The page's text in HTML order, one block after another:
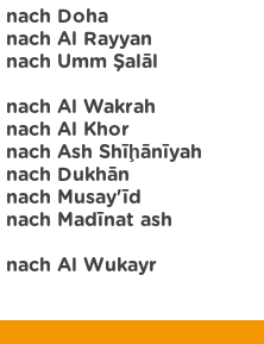
Doha
Al Rayyan
Umm Şalāl
Al Wakrah
Al Khor
Ash Shīḩānīyah
Dukhān
Musay'īd
Madīnat ash
Al Wukayr